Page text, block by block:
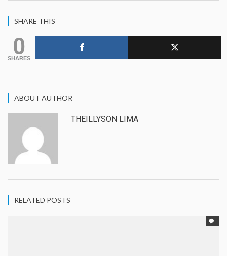
SHARE THIS
0
SHARES
ABOUT AUTHOR
THEILLYSON LIMA
RELATED POSTS